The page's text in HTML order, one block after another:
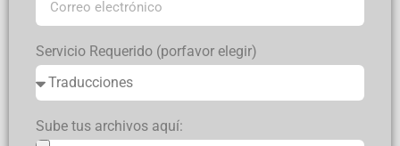
Servicio Requerido (porfavor elegir)
Sube tus archivos aquí: